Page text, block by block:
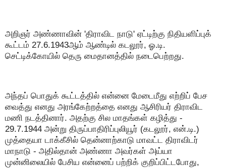
அறிஞர் அண்ணாவின் 'திராவிட நாடு' ஏட்டிற்கு நிதியளிப்புக்
கூட்டம் 27.6.1943ஆம் ஆண்டில் கடலூர், ஓ.டி.
செட்டிக்கோயில் தெரு மைதானத்தில் நடைபெற்றது.
அந்தப் பொதுக் கூட்டத்தில் என்னை மேடைமீது எற்றிப் பேச
வைத்து எனது அரங்கேற்றத்தை எனது ஆசிரியர் திராவிட
மணி நடத்தினார். அதற்கு சில மாதங்கள் கழித்து -
29.7.1944 அன்று திருப்பாதிரிப்புலியூர் (கடலூர், என்.டி.)
முத்தையா டாக்கீசில் தென்னாற்காடு மாவட்ட திராவிடர்
மாநாடு - அதில்தான் அண்ணா அவர்கள் அய்யா
முன்னிலையில் பேசிய என்னைப் பற்றிக் குறிப்பிட்டபோது,